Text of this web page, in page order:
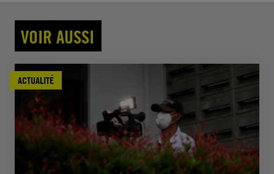
VOIR AUSSI
ACTUALITÉ